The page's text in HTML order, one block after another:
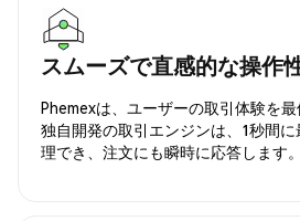
スムーズで直感的な操作
Phemexは、ユーザーの取引体験を最
独自開発の取引エンジンは、1秒間
理でき、注文にも瞬時に応答します。